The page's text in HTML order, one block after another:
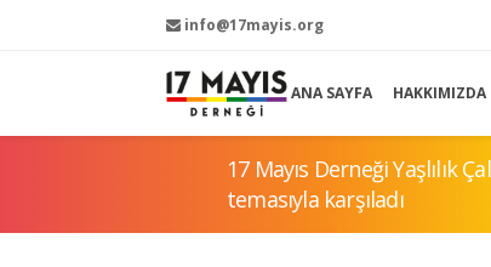
info@17mayis.org
ANA SAYFA HAKKIMIZDA
17 Mayıs Derneği Yaşlılık
temasıyla karşıladı